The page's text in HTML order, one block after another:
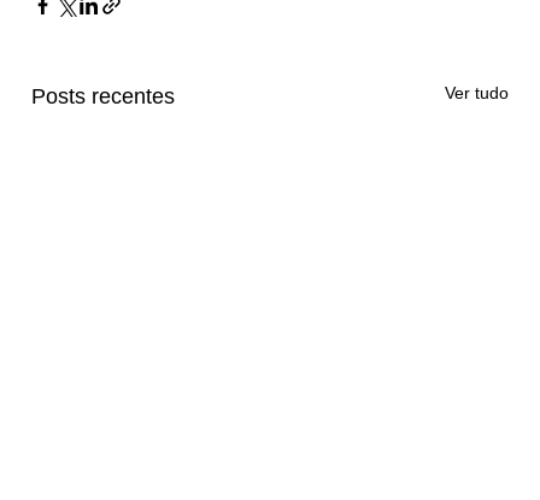
Posts recentes Ver tudo